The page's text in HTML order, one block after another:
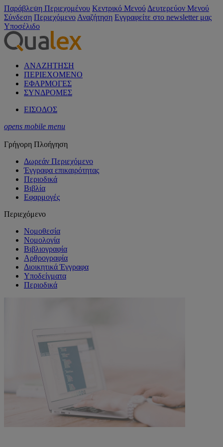
Παράβλεψη Περιεχομένου Κεντρικό Μενού Δευτερεύον Μενού
Σύνδεση Περιεχόμενο Αναζήτηση Εγγραφείτε στο newsletter μας
Υποσέλιδο
ΑΝΑΖΗΤΗΣΗ
ΠΕΡΙΕΧΟΜΕΝΟ
ΕΦΑΡΜΟΓΕΣ
ΣΥΝΔΡΟΜΕΣ
ΕΙΣΟΔΟΣ
opens mobile menu
Γρήγορη Πλοήγηση
Δωρεάν Περιεχόμενο
Έγγραφα επικαιρότητας
Περιοδικά
Βιβλία
Εφαρμογές
Περιεχόμενο
Νομοθεσία
Νομολογία
Βιβλιογραφία
Αρθρογραφία
Διοικητικά Έγγραφα
Υποδείγματα
Περιοδικά